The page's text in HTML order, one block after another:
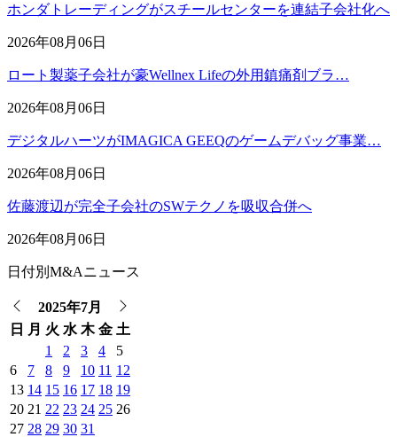
ホンダトレーディングがスチールセンターを連結子会社化へ
2026年08月06日
ロート製薬子会社が豪Wellnex Lifeの外用鎮痛剤ブラ…
2026年08月06日
デジタルハーツがIMAGICA GEEQのゲームデバッグ事業…
2026年08月06日
佐藤渡辺が完全子会社のSWテクノを吸収合併へ
2026年08月06日
日付別M&Aニュース
2025年7月
日
月 火 水 木 金 土
1
2 3 4
5
6
7 8 9 10 11 12
13 14 15 16 17 18 19
20 21 22 23 24 25 26
27 28 29 30 31